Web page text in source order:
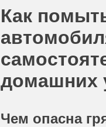
Как
домашних
Чем опасна